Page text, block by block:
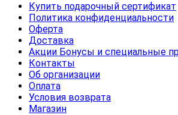
Купить подарочный сертификат
Политика конфиденциальности
Оферта
Доставка
Акции Бонусы и специальные
Контакты
Об организации
Оплата
Условия возврата
Магазин